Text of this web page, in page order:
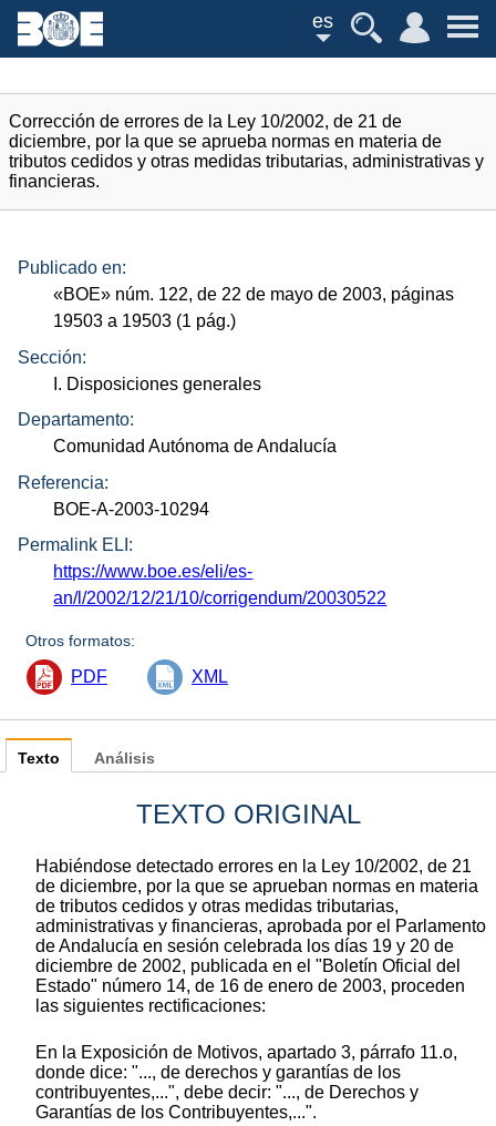
es
Corrección de errores de la Ley 10/2002, de 21 de
diciembre, por la que se aprueba normas en materia de
tributos cedidos y otras medidas tributarias, administrativas y
financieras.
Publicado en:
«BOE» núm. 122, de 22 de mayo de 2003, páginas
19503 a 19503 (1 pág.)
Sección:
I. Disposiciones generales
Departamento:
Comunidad Autónoma de Andalucía
Referencia:
BOE-A-2003-10294
Permalink ELI:
https://www.boe.es/eli/es-
an/l/2002/12/21/10/corrigendum/20030522
Otros formatos:
PDF XML
Texto
TEXTO ORIGINAL
Habiéndose detectado errores en la Ley 10/2002, de 21
de diciembre, por la que se aprueban normas en materia
de tributos cedidos y otras medidas tributarias,
administrativas y financieras, aprobada por el Parlamento
de Andalucía en sesión celebrada los días 19 y 20 de
diciembre de 2002, publicada en el "Boletín Oficial del
Estado" número 14, de 16 de enero de 2003, proceden
las siguientes rectificaciones:
En la Exposición de Motivos, apartado 3, párrafo 11.o,
donde dice: "..., de derechos y garantías de los
contribuyentes,...", debe decir: "..., de Derechos y
Garantías de los Contribuyentes,...".
Análisis